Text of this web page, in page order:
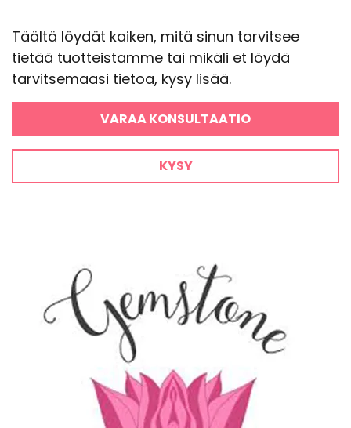
Täältä löydät kaiken, mitä sinun tarvitsee
tietää tuotteistamme tai mikäli et löydä
tarvitsemaasi tietoa, kysy lisää.
VARAA KONSULTAATIO
KYSY